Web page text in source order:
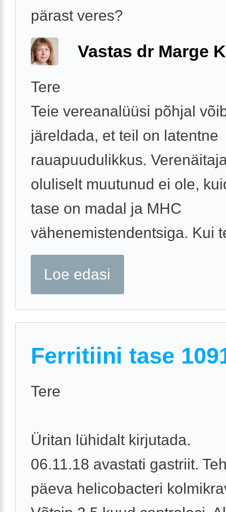
pärast veres?
Vastas dr Marge
Tere
Teie vereanalüüsi põhjal
järeldada, et teil on latentne
rauapuudulikkus.
oluliselt muutunud ei ole,
tase on madal ja MHC
vähenemistendentsiga. Kui
Loe edasi
Ferritiini tase
Tere
Üritan lühidalt kirjutada.
06.11.18 avastati gastriit.
päeva helicobacteri